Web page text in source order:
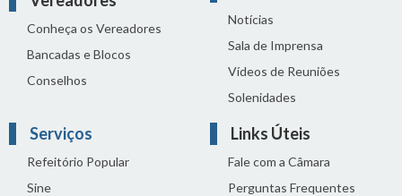
Conheça os Vereadores
Bancadas e Blocos
Conselhos
Notícias
Sala de Imprensa
Vídeos de Reuniões
Solenidades
Serviços
Refeitório Popular
Sine
Links Úteis
Fale com a Câmara
Perguntas Frequentes